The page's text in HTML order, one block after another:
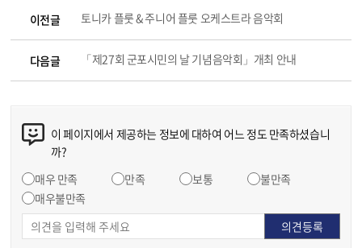
이전글 토니카 플룻 & 주니어 플룻 오케스트라 음악회
다음글 「제27회 군포시민의 날 기념음악회」개최 안내
이 페이지에서 제공하는 정보에 대하여 어느 정도 만족하셨습니
까?
매우 만족
만족 보통
불만족
매우불만족